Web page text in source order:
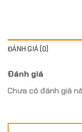
ĐÁNH GIÁ (0)
Đánh giá
Chưa có đánh giá